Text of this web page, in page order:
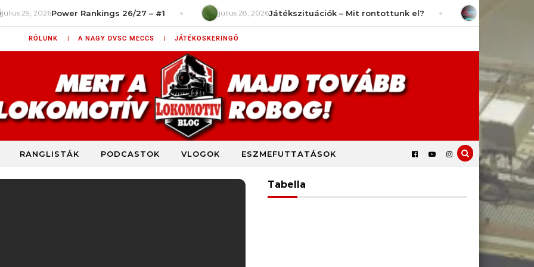
2026Power Rankings 26/27 – #1 július 28, 2026Játékszituációk – Mit rontottunk el? július 25, 2026
RÓLUNK | A NAGY DVSC MECCS | JÁTÉKOSKERINGŐ
DVSC szurkolói blog
RANGLISTÁK PODCASTOK VLOGOK ESZMEFUTTATÁSOK
Tabella